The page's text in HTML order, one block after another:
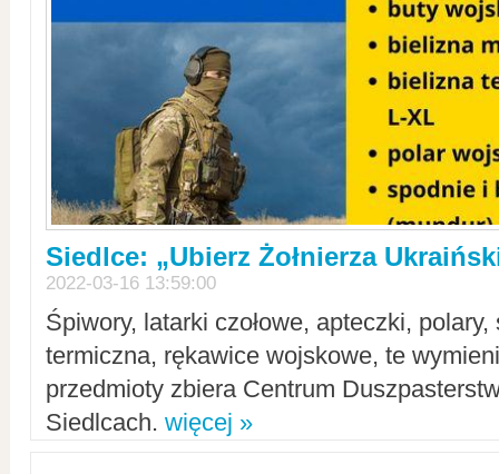
Siedlce: „Ubierz Żołnierza
2022-03-16 13:59:00
Śpiwory, latarki czołowe, apteczki,
termiczna, rękawice wojskowe, te
przedmioty zbiera Centrum
Siedlcach. więcej »